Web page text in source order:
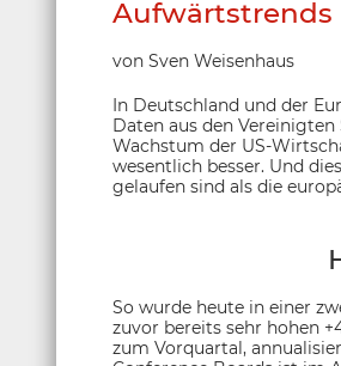
Aufwärtstrends
von Sven Weisenhaus
In Deutschland und der
Daten aus den
Wachstum der US-
wesentlich besser. Und
gelaufen sind als die
So wurde heute in einer
zuvor bereits sehr hohen
zum Vorquartal,